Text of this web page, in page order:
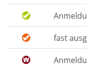
fast